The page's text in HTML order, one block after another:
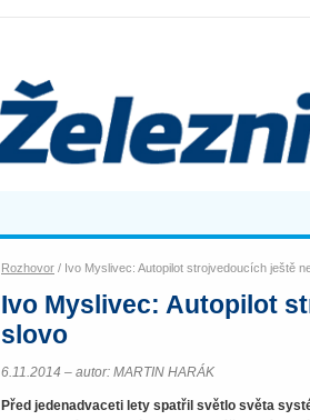
Rozhovor / Ivo Myslivec: Autopilot strojvedoucích ještě
Ivo Myslivec: Autopilot
slovo
6.11.2014 – autor: MARTIN HARÁK
Před jedenadvaceti lety spatřil světlo světa